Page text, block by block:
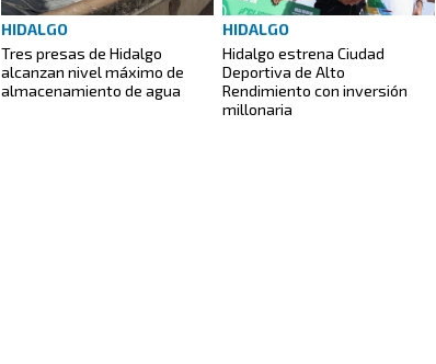
HIDALGO
Tres presas de Hidalgo
alcanzan nivel máximo de
almacenamiento de agua
HIDALGO
Hidalgo estrena Ciudad
Deportiva de Alto
Rendimiento con inversión
millonaria